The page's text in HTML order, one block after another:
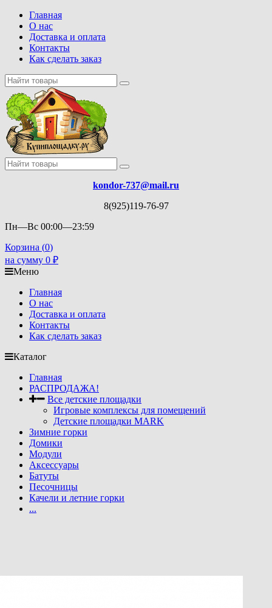
Главная
О нас
Доставка и оплата
Контакты
Как сделать заказ
kondor-737@mail.ru
8(925)119-76-97
Пн—Вс 00:00—23:59
Корзина (0)
на сумму 0 ₽
Меню
Главная
О нас
Доставка и оплата
Контакты
Как сделать заказ
Каталог
Главная
РАСПРОДАЖА!
Все детские площадки
Игровые комплексы для помещений
Детские площадки MARK
Зимние горки
Домики
Модули
Аксессуары
Батуты
Песочницы
Качели и летние горки
...